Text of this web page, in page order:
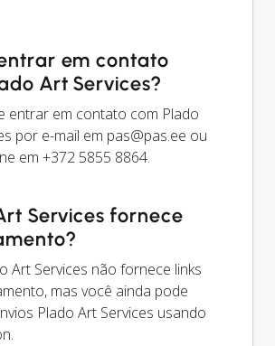
em contato
Art Services?
entrar em contato com Plado
por e-mail em pas@pas.ee ou
em +372 5855 8864.
Services fornece
Art Services não fornece links
mas você ainda pode
Plado Art Services usando